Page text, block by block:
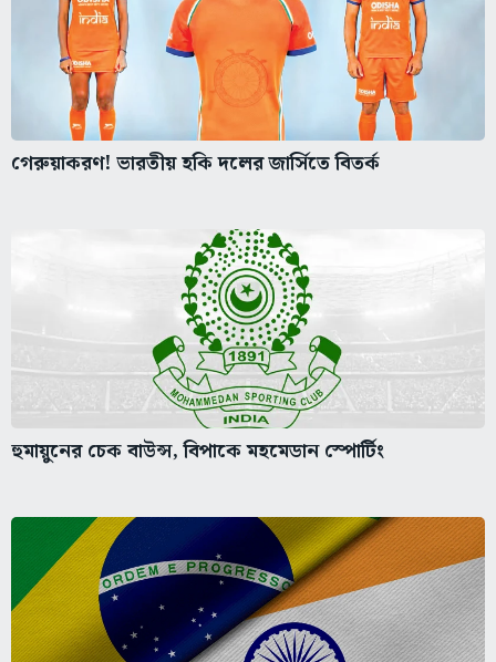
গেরুয়াকরণ! ভারতীয় হকি দলের জার্সিতে বিতর্ক
হুমায়ুনের চেক বাউন্স, বিপাকে মহমেডান স্পোর্টিং